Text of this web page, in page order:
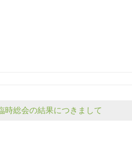
時総会の結果につきまして